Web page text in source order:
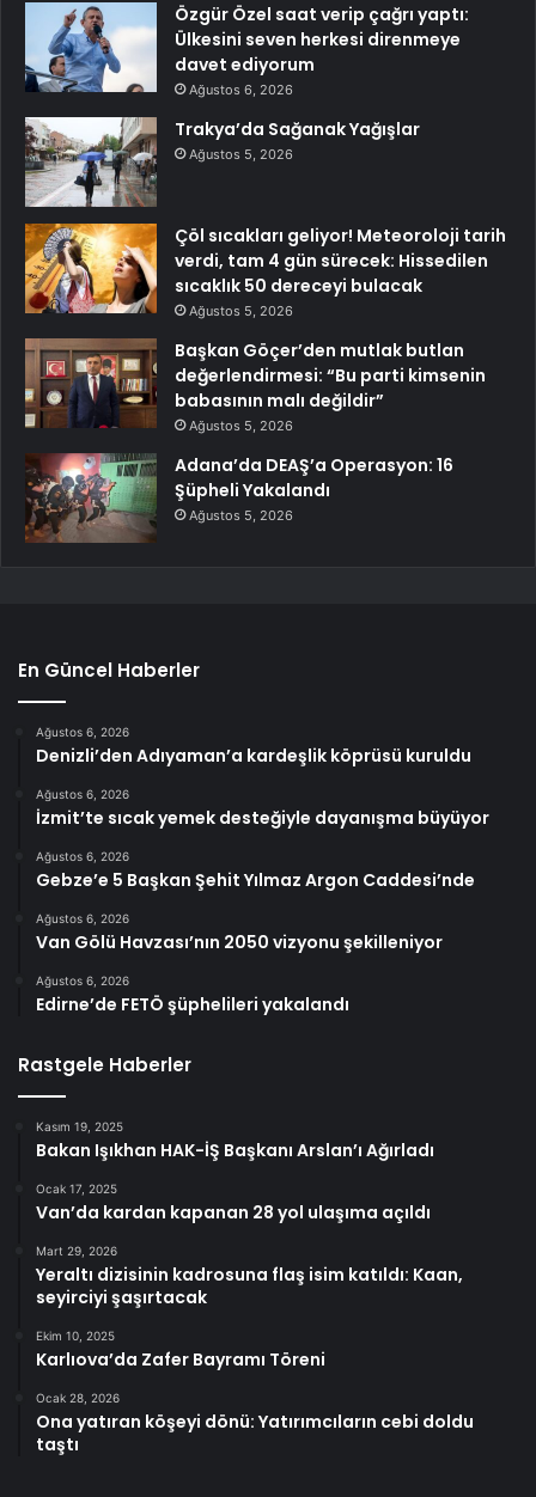
Özgür Özel saat verip çağrı yaptı:
Ülkesini seven herkesi direnmeye
davet ediyorum
Ağustos 6, 2026
Trakya’da Sağanak Yağışlar
Ağustos 5, 2026
Çöl sıcakları geliyor! Meteoroloji tarih
verdi, tam 4 gün sürecek: Hissedilen
sıcaklık 50 dereceyi bulacak
Ağustos 5, 2026
Başkan Göçer’den mutlak butlan
değerlendirmesi: “Bu parti kimsenin
babasının malı değildir”
Ağustos 5, 2026
Adana’da DEAŞ’a Operasyon: 16
Şüpheli Yakalandı
Ağustos 5, 2026
En Güncel Haberler
Ağustos 6, 2026
Denizli’den Adıyaman’a kardeşlik köprüsü kuruldu
Ağustos 6, 2026
İzmit’te sıcak yemek desteğiyle dayanışma büyüyor
Ağustos 6, 2026
Gebze’e 5 Başkan Şehit Yılmaz Argon Caddesi’nde
Ağustos 6, 2026
Van Gölü Havzası’nın 2050 vizyonu şekilleniyor
Ağustos 6, 2026
Edirne’de FETÖ şüphelileri yakalandı
Rastgele Haberler
Kasım 19, 2025
Bakan Işıkhan HAK-İŞ Başkanı Arslan’ı Ağırladı
Ocak 17, 2025
Van’da kardan kapanan 28 yol ulaşıma açıldı
Mart 29, 2026
Yeraltı dizisinin kadrosuna flaş isim katıldı: Kaan,
seyirciyi şaşırtacak
Ekim 10, 2025
Karlıova’da Zafer Bayramı Töreni
Ocak 28, 2026
Ona yatıran köşeyi dönü: Yatırımcıların cebi doldu
taştı